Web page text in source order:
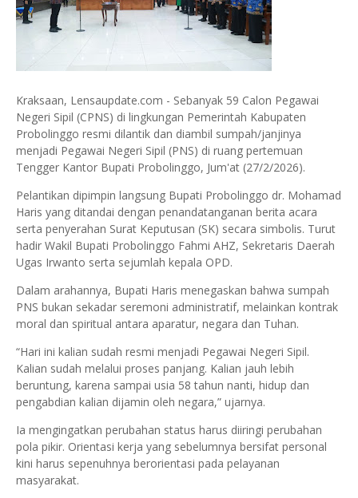
Kraksaan, Lensaupdate.com - Sebanyak 59 Calon Pegawai
Negeri Sipil (CPNS) di lingkungan Pemerintah Kabupaten
Probolinggo resmi dilantik dan diambil sumpah/janjinya
menjadi Pegawai Negeri Sipil (PNS) di ruang pertemuan
Tengger Kantor Bupati Probolinggo, Jum'at (27/2/2026).
Pelantikan dipimpin langsung Bupati Probolinggo dr. Mohamad
Haris yang ditandai dengan penandatanganan berita acara
serta penyerahan Surat Keputusan (SK) secara simbolis. Turut
hadir Wakil Bupati Probolinggo Fahmi AHZ, Sekretaris Daerah
Ugas Irwanto serta sejumlah kepala OPD.
Dalam arahannya, Bupati Haris menegaskan bahwa sumpah
PNS bukan sekadar seremoni administratif, melainkan kontrak
moral dan spiritual antara aparatur, negara dan Tuhan.
“Hari ini kalian sudah resmi menjadi Pegawai Negeri Sipil.
Kalian sudah melalui proses panjang. Kalian jauh lebih
beruntung, karena sampai usia 58 tahun nanti, hidup dan
pengabdian kalian dijamin oleh negara,” ujarnya.
Ia mengingatkan perubahan status harus diiringi perubahan
pola pikir. Orientasi kerja yang sebelumnya bersifat personal
kini harus sepenuhnya berorientasi pada pelayanan
masyarakat.